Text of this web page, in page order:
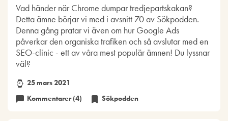
Vad händer när Chrome dumpar tredjepartskakan?
Detta ämne börjar vi med i avsnitt 70 av Sökpodden.
Denna gång pratar vi även om hur Google Ads
påverkar den organiska trafiken och så avslutar med en
SEO-clinic - ett av våra mest populär ämnen! Du lyssnar
väl?
25 mars 2021
Kommentarer (4)
Sökpodden